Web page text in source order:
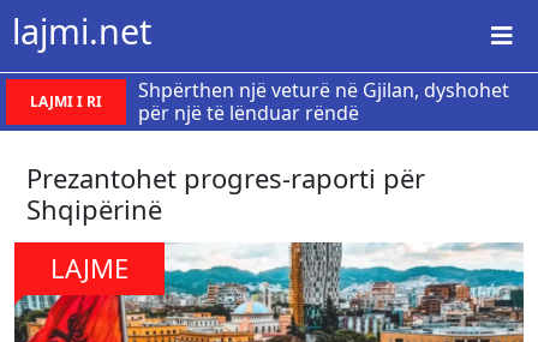
lajmi.net
LAJMI I RI
Shpërthen një veturë në Gjilan, dyshohet
për një të lënduar rëndë
Prezantohet progres-raporti për
Shqipërinë
LAJME